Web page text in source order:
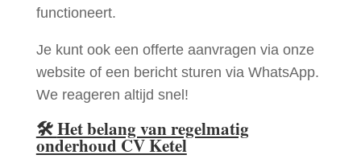
functioneert.
Je kunt ook een offerte aanvragen via onze
website of een bericht sturen via WhatsApp.
We reageren altijd snel!
🛠Het belang van regelmatig
onderhoud CV Ketel